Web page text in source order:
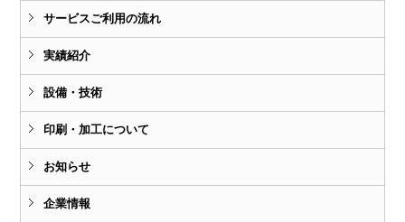
サービスご利用の流れ
実績紹介
設備・技術
印刷・加工について
お知らせ
企業情報